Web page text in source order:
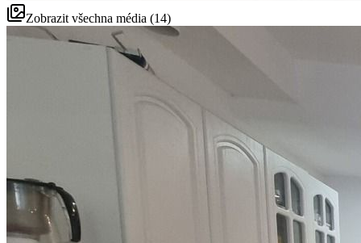
Zobrazit všechna média (14)